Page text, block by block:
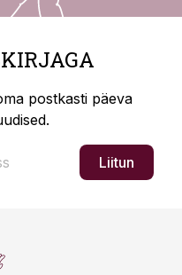
postkasti päeva
Liitun